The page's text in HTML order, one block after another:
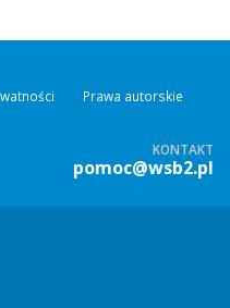
Prawa autorskie
KONTAKT
pomoc@wsb2.pl